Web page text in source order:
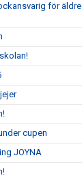
för äldre
cupen
JOYNA